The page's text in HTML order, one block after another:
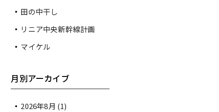
田の中干し
リニア中央新幹線計画
マイケル
月別アーカイブ
2026年8月 (1)